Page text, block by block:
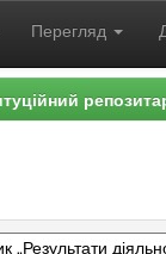
Перегляд